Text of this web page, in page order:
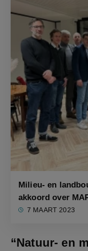
Milieu- en
akkoord over
7 MAART 2023
“Natuur- en